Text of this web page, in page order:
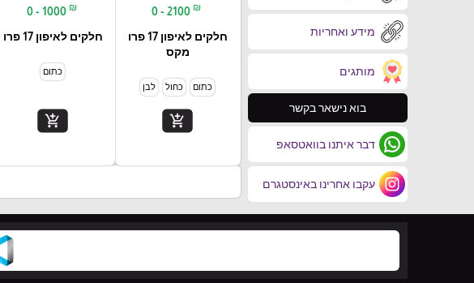
מידע ואחריות
מותגים
בוא נישאר בקשר
דבר איתנו בוואטסאפ
עקבו אחרינו באינסטגרם
0 - 2100 ₪
חלקים לאיפון 17 פרו
מקס
כתום כחול לבן
add_shopping_cart
0 - 1000 ₪
חלקים לאיפון 17 פרו
כתום
add_shopping_cart